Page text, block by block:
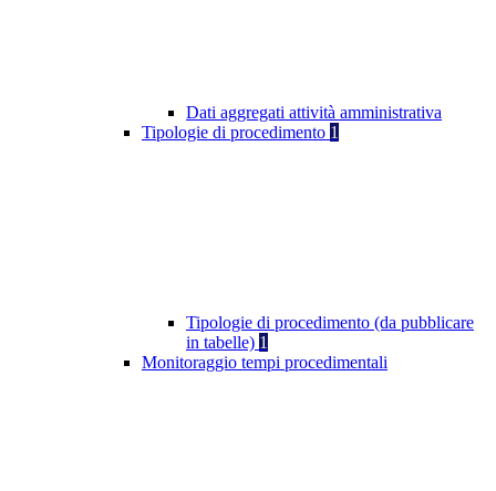
Dati aggregati attività amministrativa
Tipologie di procedimento 1
Tipologie di procedimento (da pubblicare
in tabelle) 1
Monitoraggio tempi procedimentali